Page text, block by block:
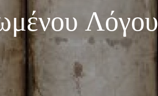
Λόγου